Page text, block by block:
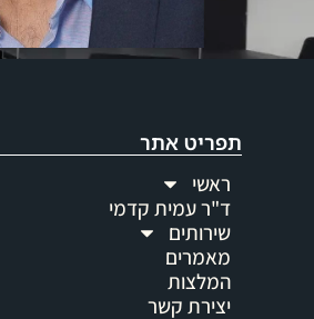
תפריט אתר
ראשי
ד"ר עמית קדמי
שירותים
מאמרים
המלצות
יצירת קשר